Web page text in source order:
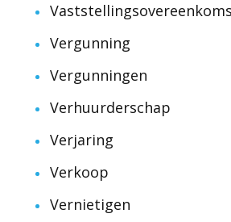
Vergunning
Vergunningen
Verhuurderschap
Verjaring
Verkoop
Vernietigen